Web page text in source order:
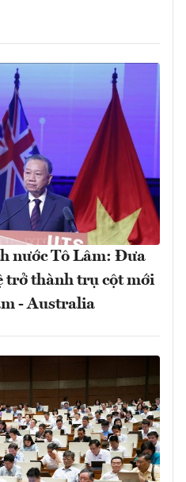
nước Tô Lâm: Đưa
trở thành trụ cột mới
- Australia